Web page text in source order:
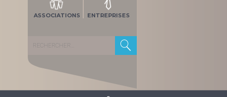
ASSOCIATIONS ENTREPRISES
Rechercher :